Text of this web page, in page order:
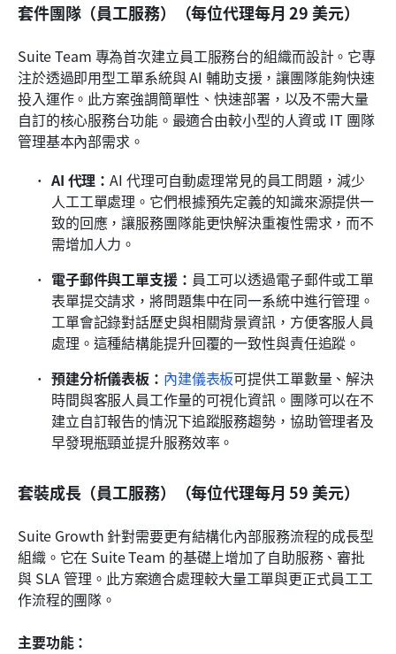
套件團隊（員工服務）（每位代理每月 29 美元）
Suite Team 專為首次建立員工服務台的組織而設計。它專
注於透過即用型工單系統與 AI 輔助支援，讓團隊能夠快速
投入運作。此方案強調簡單性、快速部署，以及不需大量
自訂的核心服務台功能。最適合由較小型的人資或 IT 團隊
管理基本內部需求。
AI 代理：AI 代理可自動處理常見的員工問題，減少
人工工單處理。它們根據預先定義的知識來源提供一
致的回應，讓服務團隊能更快解決重複性需求，而不
需增加人力。
電子郵件與工單支援： 員工可以透過電子郵件或工單
表單提交請求，將問題集中在同一系統中進行管理。
工單會記錄對話歷史與相關背景資訊，方便客服人員
處理。這種結構能提升回覆的一致性與責任追蹤。
預建分析儀表板： 內建儀表板可提供工單數量、解決
時間與客服人員工作量的可視化資訊。團隊可以在不
建立自訂報告的情況下追蹤服務趨勢，協助管理者及
早發現瓶頸並提升服務效率。
套裝成長（員工服務）（每位代理每月 59 美元）
Suite Growth 針對需要更有結構化內部服務流程的成長型
組織。它在 Suite Team 的基礎上增加了自助服務、審批
與 SLA 管理。此方案適合處理較大量工單與更正式員工工
作流程的團隊。
主要功能：